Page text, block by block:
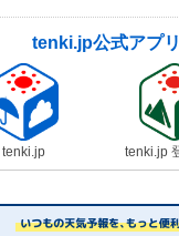
tenki.jp公式アプリ
tenki.jp tenki.jp